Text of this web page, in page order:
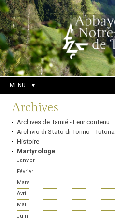
Aller
au
contenu.
|
Aller
à
la
navigation
Outils
personnels
Chercher par
Recherche
avancée…
MENU
Navigation
Archives
Archives de Tamié - Leur contenu
Archivio di Stato di Torino - Tutorial
Histoire
Martyrologe
Janvier
Février
Mars
Avril
Mai
Juin